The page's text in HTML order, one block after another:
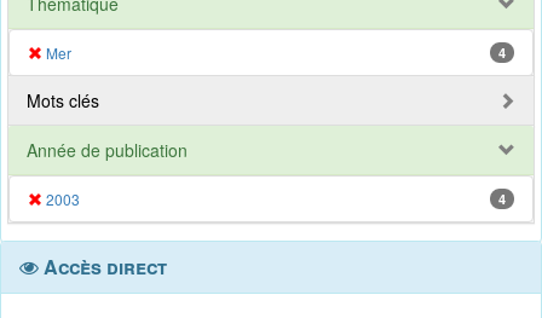
Mer 4
Mots clés
Année de publication
2003 4
Accès direct